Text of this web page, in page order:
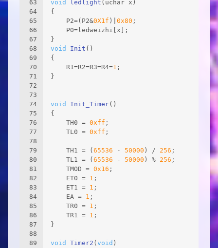
63
64
65
66
67
68
69
70
71
72
73
74
75
76
77
78
79
80
81
82
83
84
85
86
87
88
89
void ledlight (uchar x)
{
	P2=(P2&
0X1f )| 0x80 ;
	P0=ledweizhi[x];
}
void
Init ()
{
	R1=R2=R3=R4=
1 ;
}
void Init_Timer()
{
	TH0 =
0xff ;
	TL0 =
0xff ;
	TH1 = (
65536 - 50000 ) / 256 ;
	TL1 = (
65536 - 50000 ) % 256 ;
	TMOD =
0x16 ;
  	ET0 =
1 ;
  	ET1 =
1 ;
	EA =
1 ;
	TR0 =
1 ;
	TR1 =
1 ;
}
void Timer2 ( void )